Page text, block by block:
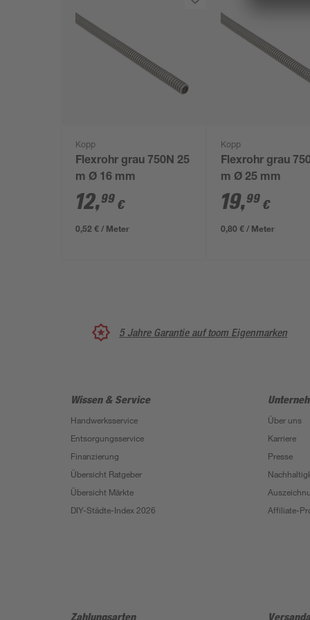
Kopp
Flexrohr grau 750N 25
m Ø 16 mm
12,99 €
0,52 € / Meter
Kopp
Flexrohr grau
m Ø 25 mm
19,99 €
0,80 € / Meter
5 Jahre Garantie auf toom Eigenmarken
Wissen & Service
Handwerksservice
Entsorgungsservice
Finanzierung
Übersicht Ratgeber
Übersicht Märkte
DIY-Städte-Index 2026
Über uns
Karriere
Presse
Affiliate-
Zahlungsarten